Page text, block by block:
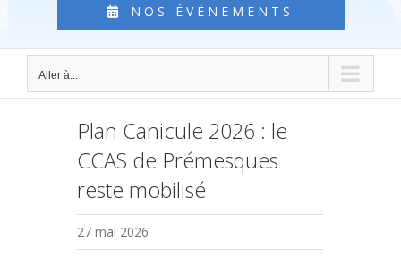
NOS ÉVÈNEMENTS
Aller à...
Plan Canicule 2026 : le
CCAS de Prémesques
reste mobilisé
27 mai 2026